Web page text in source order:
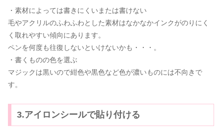
・素材によっては書きにくいまたは書けない
毛やアクリルのふわふわとした素材はなかなかインクがのりにく
く取れやすい傾向にあります。
ペンを何度も往復しないといけないかも・・・。
・書くものの色を選ぶ
マジックは黒いので紺色や黒色など色が濃いものには不向きで
す。
3.アイロンシールで貼り付ける